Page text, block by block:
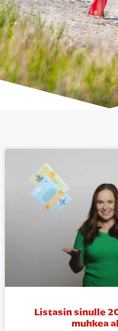
Listasin sinulle
muhkea